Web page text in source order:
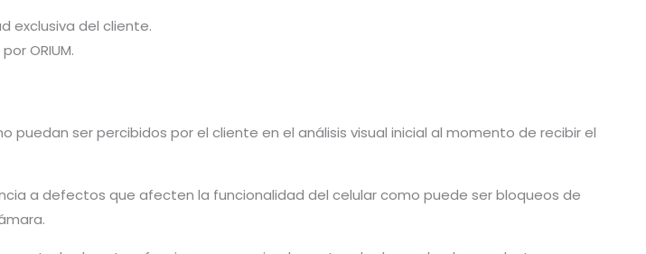
exclusiva del cliente.
ORIUM.
puedan ser percibidos por el cliente en el análisis visual inicial al momento de recibir el
a defectos que afecten la funcionalidad del celular como puede ser bloqueos de